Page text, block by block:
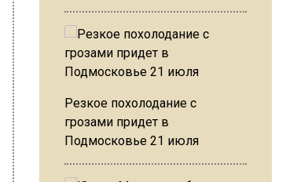
Резкое похолодание с
грозами придет в
Подмосковье 21 июля